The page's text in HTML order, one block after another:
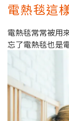
電熱毯這
電熱毯常常被用
忘了電熱毯也是